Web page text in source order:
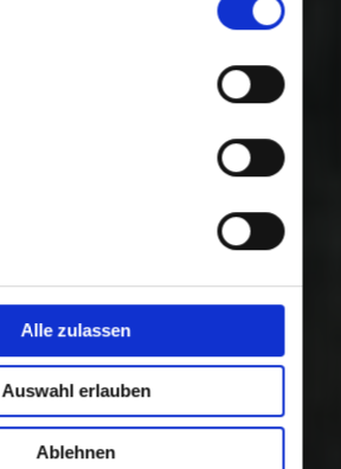
gesammelt haben.
Alle zulassen
Auswahl erlauben
Ablehnen